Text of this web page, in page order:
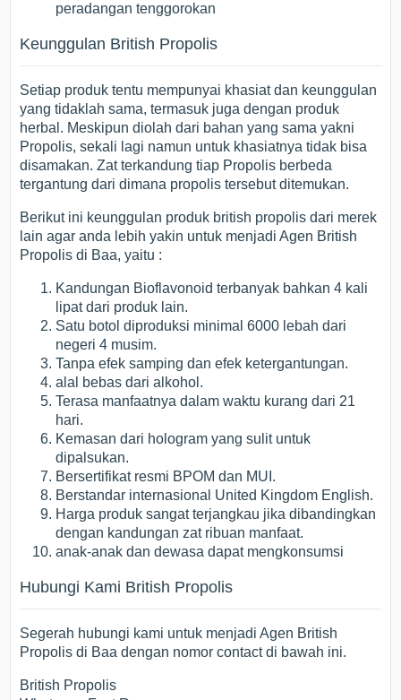
peradangan tenggorokan
Keunggulan British Propolis
Setiap produk tentu mempunyai khasiat dan keunggulan
yang tidaklah sama, termasuk juga dengan produk
herbal. Meskipun diolah dari bahan yang sama yakni
Propolis, sekali lagi namun untuk khasiatnya tidak bisa
disamakan. Zat terkandung tiap Propolis berbeda
tergantung dari dimana propolis tersebut ditemukan.
Berikut ini keunggulan produk british propolis dari merek
lain agar anda lebih yakin untuk menjadi Agen British
Propolis di Baa, yaitu :
Kandungan Bioflavonoid terbanyak bahkan 4 kali
lipat dari produk lain.
Satu botol diproduksi minimal 6000 lebah dari
negeri 4 musim.
Tanpa efek samping dan efek ketergantungan.
alal bebas dari alkohol.
Terasa manfaatnya dalam waktu kurang dari 21
hari.
Kemasan dari hologram yang sulit untuk
dipalsukan.
Bersertifikat resmi BPOM dan MUI.
Berstandar internasional United Kingdom English.
Harga produk sangat terjangkau jika dibandingkan
dengan kandungan zat ribuan manfaat.
anak-anak dan dewasa dapat mengkonsumsi
Hubungi Kami British Propolis
Segerah hubungi kami untuk menjadi Agen British
Propolis di Baa dengan nomor contact di bawah ini.
British Propolis